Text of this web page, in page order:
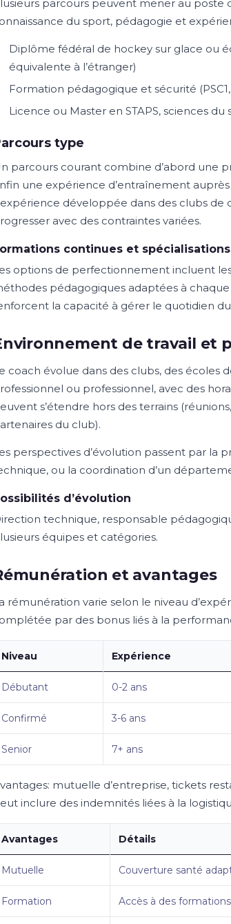
parcours peuvent mener au poste
du sport, pédagogie et
Diplôme fédéral de hockey sur glace ou
équivalente à l’étranger)
Formation pédagogique et sécurité
Licence ou Master en STAPS, sciences
type
parcours courant combine d’abord une
une expérience d’entraînement
développée dans des clubs
avec des contraintes variées.
continues et spécialisations
options de perfectionnement incluent
pédagogiques adaptées à
la capacité à gérer le quotidien
de travail et
coach évolue dans des clubs, des écoles
ou professionnel, avec des
s’étendre hors des terrains
du club).
perspectives d’évolution passent par la
ou la coordination d’un
d’évolution
technique, responsable
équipes et catégories.
et avantages
rémunération varie selon le niveau
par des bonus liés à la
Niveau Expérience
Débutant 0-2 ans
Confirmé 3-6 ans
Senior 7+ ans
mutuelle d’entreprise, tickets
inclure des indemnités liées à la
Avantages Détails
Mutuelle Couverture santé
Formation Accès à des